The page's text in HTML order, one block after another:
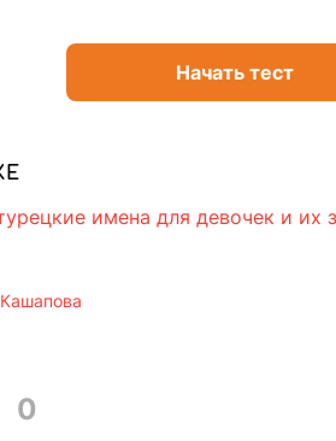
Начать тест
имена для девочек и их
0